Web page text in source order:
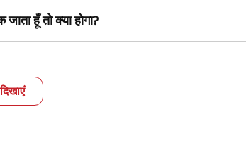
हूँ तो क्या होगा?